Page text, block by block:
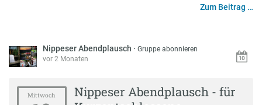
Zum Beitrag …
Nippeser Abendplausch ·Gruppe abonnieren
vor 2 Monaten
Mittwoch
Nippeser Abendplausch - für